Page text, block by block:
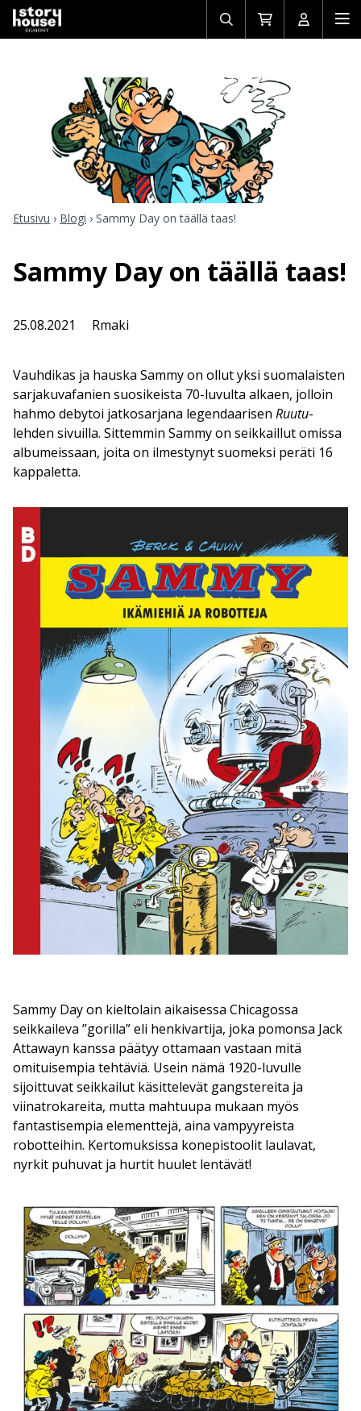
Avaa/sulje
haku
Siirry
ostoskoriin
Avaa/
Etusivu › Blogi › Sammy Day on täällä taas!
Sammy Day on täällä taas!
25.08.2021 Rmaki
Vauhdikas ja hauska Sammy on ollut yksi suomalaisten
sarjakuvafanien suosikeista 70-luvulta alkaen, jolloin
hahmo debytoi jatkosarjana legendaarisen Ruutu-
lehden sivuilla. Sittemmin Sammy on seikkaillut omissa
albumeissaan, joita on ilmestynyt suomeksi peräti 16
kappaletta.
Sammy Day on kieltolain aikaisessa Chicagossa
seikkaileva ”gorilla” eli henkivartija, joka pomonsa Jack
Attawayn kanssa päätyy ottamaan vastaan mitä
omituisempia tehtäviä. Usein nämä 1920-luvulle
sijoittuvat seikkailut käsittelevät gangstereita ja
viinatrokareita, mutta mahtuupa mukaan myös
fantastisempia elementtejä, aina vampyyreista
robotteihin. Kertomuksissa konepistoolit laulavat,
nyrkit puhuvat ja hurtit huulet lentävät!